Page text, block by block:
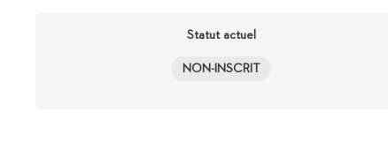
Statut actuel
NON-INSCRIT